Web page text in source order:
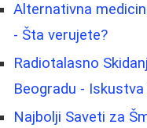
Alternativna
- Šta verujete?
Radiotalasno
Beogradu - Iskustva
Najbolji Saveti za